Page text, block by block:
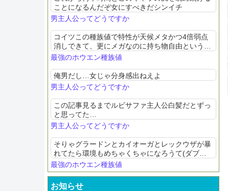
ことになるんだぞ女にすべきだシンイチ
男主人公ってどうですか
コイツこの種族値で特性が天候メタかつ4倍弱点
消しできて、更にメガなのに持ち物自由というホ
ウエンの頂点に相応しいポケモン
最強のホウエン種族値
俺男だし…女じゃ分身感出ねえよ
男主人公ってどうですか
この記事見るまでルビサファ主人公白髪だとずっ
と思ってた…
男主人公ってどうですか
そりゃグラードンとカイオーガとレックウザが暴
れてたら環境もめちゃくちゃになろうて(ダブル
ミーニング)
最強のホウエン種族値
お知らせ